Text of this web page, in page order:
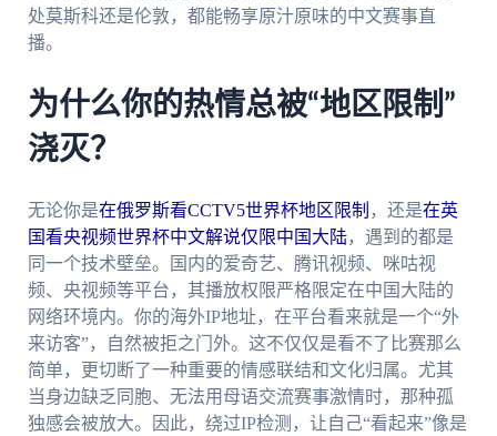
处莫斯科还是伦敦，都能畅享原汁原味的中文赛事直
播。
为什么你的热情总被“地区限制”
浇灭？
无论你是在俄罗斯看CCTV5世界杯地区限制 ，还是在英
国看央视频世界杯中文解说仅限中国大陆，遇到的都是
同一个技术壁垒。国内的爱奇艺、腾讯视频、咪咕视
频、央视频等平台，其播放权限严格限定在中国大陆的
网络环境内。你的海外IP地址，在平台看来就是一个“外
来访客”，自然被拒之门外。这不仅仅是看不了比赛那么
简单，更切断了一种重要的情感联结和文化归属。尤其
当身边缺乏同胞、无法用母语交流赛事激情时，那种孤
独感会被放大。因此，绕过IP检测，让自己“看起来”像是